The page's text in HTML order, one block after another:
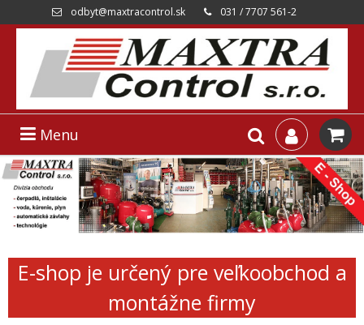
odbyt@maxtracontrol.sk 031 / 7707 561-2
Menu
E-shop je určený pre veľkoobchod a
montážne firmy